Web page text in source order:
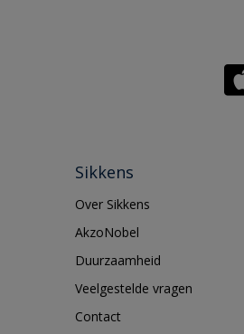
Sikkens
Over Sikkens
AkzoNobel
Duurzaamheid
Veelgestelde vragen
Contact